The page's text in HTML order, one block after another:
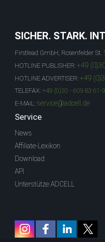
SICHER. STARK.
Firstlead GmbH, Rosenfelder St.
HOTLINE PUBLISHER: +49
HOTLINE ADVERTISER: +49
TELEFAX: +49 (0)30 - 609 83 61-
E-MAIL: service@adcell.de
Service
News
Affiliate-Lexikon
Download
API
Unterstütze ADCELL